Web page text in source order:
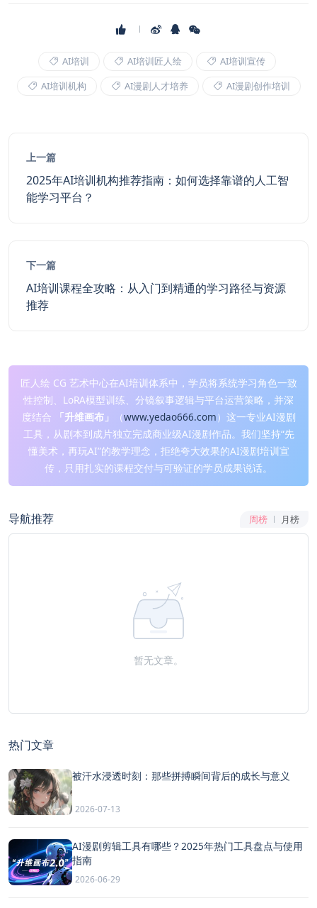
AI培训 AI培训匠人绘
AI培训宣传
AI培训机构
AI漫剧人才培养 AI漫剧创作培训
上一篇
2025年AI培训机构推荐指南：如何选择靠谱的人工智
能学习平台？
下一篇
AI培训课程全攻略：从入门到精通的学习路径与资源
推荐
匠人绘 CG 艺术中心在AI培训体系中，学员将系统学习角色一致
性控制、LoRA模型训练、分镜叙事逻辑与平台运营策略，并深
度结合
「升维画布」 （www.yedao666.com）这一专业AI漫剧
工具，从剧本到成片独立完成商业级AI漫剧作品。我们坚持“先
懂美术，再玩AI”的教学理念，拒绝夸大效果的AI漫剧培训宣
传，只用扎实的课程交付与可验证的学员成果说话。
导航推荐 周榜 月榜
暂无文章。
热门文章
被汗水浸透时刻：那些拼搏瞬间背后的成长与意义
2026-07-13
AI漫剧剪辑工具有哪些？2025年热门工具盘点与使用
指南
2026-06-29